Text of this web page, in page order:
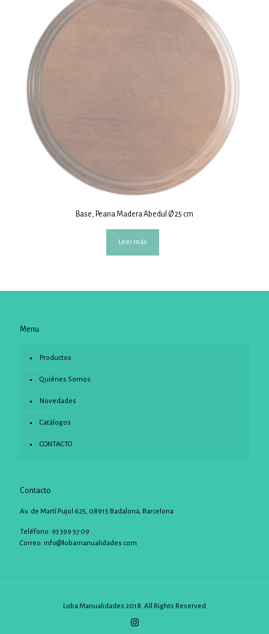
Base, Peana Madera Abedul Ø 25 cm
Leer más
Menu
Productos
Quiénes Somos
Novedades
Catálogos
CONTACTO
Contacto
Av. de Martí Pujol 625, 08915 Badalona, Barcelona
Teléfono: 93 399 57 09
Correo: info@lobamanualidades.com
Loba Manualidades 2018. All Rights Reserved